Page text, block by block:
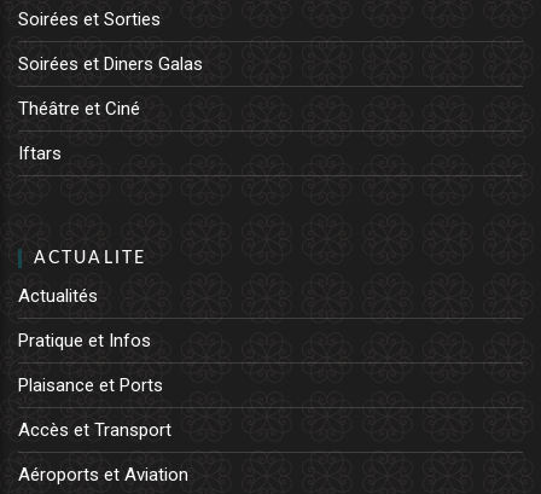
Soirées et Sorties
Soirées et Diners Galas
Théâtre et Ciné
Iftars
ACTUALITE
Actualités
Pratique et Infos
Plaisance et Ports
Accès et Transport
Aéroports et Aviation